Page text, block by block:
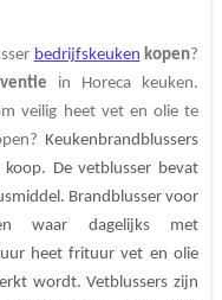
bedrijfskeuken kopen?
in Horeca keuken.
veilig heet vet en olie te
Keukenbrandblussers
De vetblusser bevat
Brandblusser voor
waar dagelijks met
heet frituur vet en olie
wordt. Vetblussers zijn